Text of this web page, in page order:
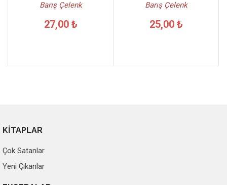
Barış Çelenk
27,00 ₺
Barış Çelenk
25,00 ₺
KİTAPLAR
Çok Satanlar
Yeni Çıkanlar